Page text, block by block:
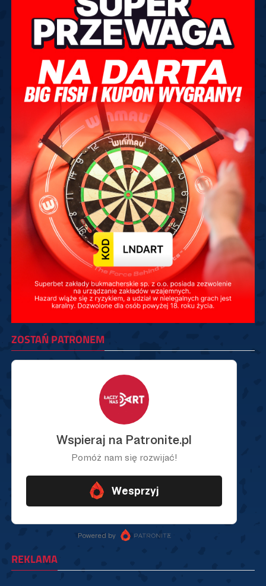
ZOSTAŃ PATRONEM
REKLAMA